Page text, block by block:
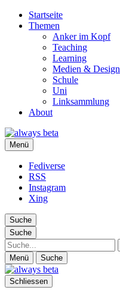
Startseite
Themen
Anker im Kopf
Teaching
Learning
Medien & Design
Schule
Uni
Linksammlung
About
always beta
Ralf Appelt
Menü
Fediverse
RSS
Instagram
Xing
Suche
Suche
Suche
Menü Suche
Schliessen